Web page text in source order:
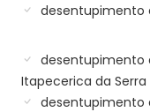
desentupimento
desentupimento
Itapecerica da Serra
desentupimento